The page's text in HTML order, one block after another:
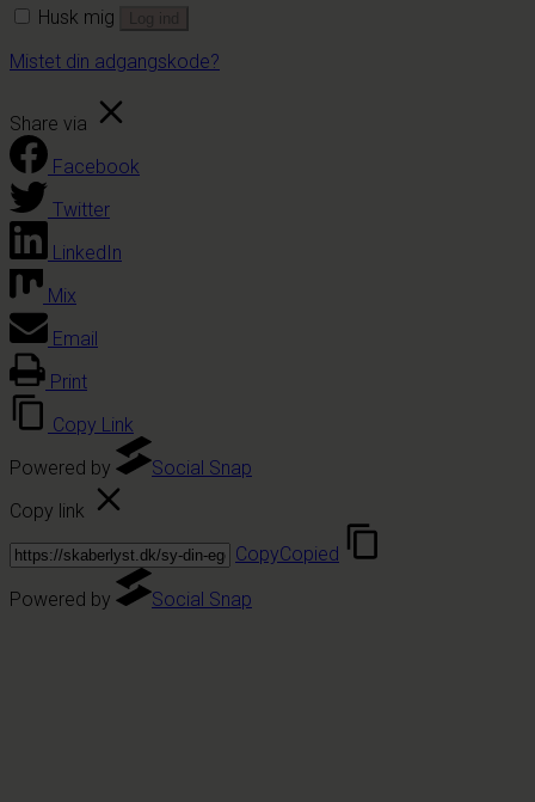
Husk mig
Mistet din adgangskode?
Share via
Facebook
Twitter
LinkedIn
Mix
Email
Print
Copy Link
Powered by
Social Snap
Copy link
CopyCopied
Powered by
Social Snap